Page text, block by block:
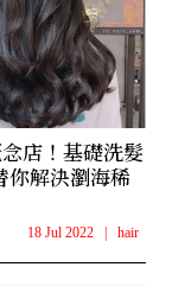
店！基礎洗髮
你解決瀏海稀
18 Jul 2022 hair